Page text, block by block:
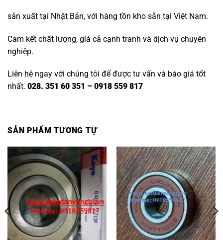
sản xuất tại Nhật Bản, với hàng tồn kho sẵn tại Việt Nam.
Cam kết chất lượng, giá cả cạnh tranh và dịch vụ chuyên
nghiệp.
Liên hệ ngay với chúng tôi để được tư vấn và báo giá tốt
nhất. 028. 351 60 351 – 0918 559 817
SẢN PHẨM TƯƠNG TỰ